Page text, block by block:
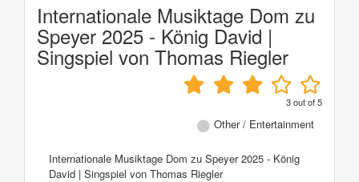
Internationale Musiktage Dom zu
Speyer 2025 - König David |
Singspiel von Thomas Riegler
3out of5
Other / Entertainment
Internationale Musiktage Dom zu Speyer 2025 - König
David | Singspiel von Thomas Riegler